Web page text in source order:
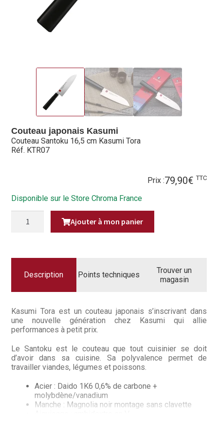
Hall of Fame
Bocuse d’Or
Mon Compte
Partenaires
Plan du site
Politique en matière de remboursements et de retours
Questions / Réponses
Téléchargements
Thank you for booking
Tous les articles
Trouver mon magasin
Couteau japonais Kasumi
Couteau Santoku 16,5 cm Kasumi Tora
Réf. KTR07
Prix :79,90€ TTC
Disponible sur le Store Chroma France
KASUMI
Ajouter à mon panier
Description Points techniques
Trouver un
magasin
Kasumi Tora est un couteau japonais s’inscrivant dans
une nouvelle génération chez Kasumi qui allie
performances à petit prix.
Le Santoku est le couteau que tout cuisinier se doit
d’avoir dans sa cuisine. Sa polyvalence permet de
travailler viandes, légumes et poissons.
Acier : Daido 1K6 0,6% de carbone +
molybdène/vanadium
Manche : Magnolia noir montage sans clavette